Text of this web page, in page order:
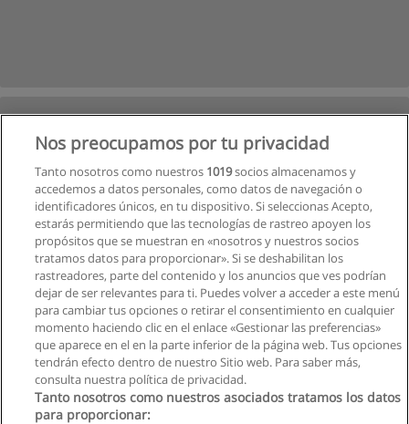
Siguiente
Página1de2
Nos preocupamos por tu privacidad
Tanto nosotros como nuestros 1019socios almacenamos y
accedemos a datos personales, como datos de navegación o
identificadores únicos, en tu dispositivo. Si seleccionas Acepto,
estarás permitiendo que las tecnologías de rastreo apoyen los
propósitos que se muestran en «nosotros y nuestros socios
tratamos datos para proporcionar». Si se deshabilitan los
rastreadores, parte del contenido y los anuncios que ves podrían
dejar de ser relevantes para ti. Puedes volver a acceder a este menú
para cambiar tus opciones o retirar el consentimiento en cualquier
momento haciendo clic en el enlace «Gestionar las preferencias»
que aparece en el en la parte inferior de la página web. Tus opciones
tendrán efecto dentro de nuestro Sitio web. Para saber más,
consulta nuestra política de privacidad.
Tanto nosotros como nuestros asociados tratamos los datos
para proporcionar: